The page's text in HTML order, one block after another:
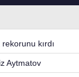
kırdı
Aytmatov